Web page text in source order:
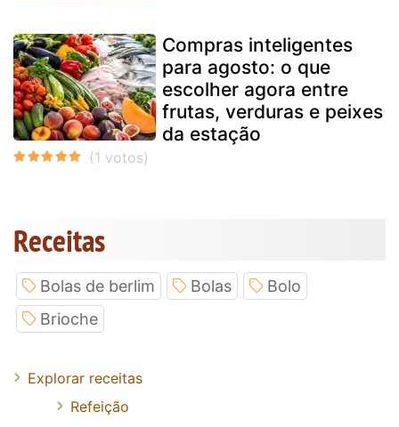
Compras inteligentes
para agosto: o que
escolher agora entre
frutas, verduras e peixes
da estação
Receitas
Bolas de berlim Bolas
Bolo
Brioche
Explorar receitas
Refeição